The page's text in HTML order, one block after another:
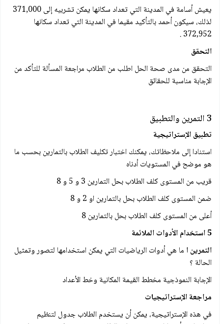
يعيش أسامة في المدينة التي تعداد سكانها يمكن تشربيه إلى 371,000
لذلك، سيكون أحمد بالتأكيد مقيما في المدينة التي تعداد سكانها
372,952 .
التحقق
التحقق من مدى صحة الحل اطلب من الطلاب مراجعة المسألة للتأكد من
الإجابة مناسبة للحقائق
3 التمرين والتطبيق
تطبيق الإستراتيجية
استنادا إلى ملاحظاتك، يمكنك اختبار تكليف الطلاب بالتمارين بحسب ما
هو موضح في المستويات أدناه
قريب من المستوى كلف الطلاب بحل التمارين 3 و 5 و 8
ضمن المستوى كلف الطلاب بحل بالتمارين او 2 و 8
أعلى من المستوى كلف الطلاب بحل بالتمارين 8
5 استخدام الأدوات الملائمة
التمرين ا ما هي أدوات الرياضيات التي يمكن استخدامها لتصور وتمثيل
الحالة ؟
الإجابة النموذجية مخطط القيمة المكانية وخط الأعداد
مراجعة الإستراتيجيات
في هذه الإستراتيجية، يمكن أن يستخدم الطلاب جدول لتنظيم